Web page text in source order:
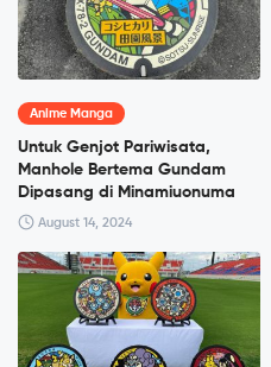
Anime Manga
Untuk Genjot Pariwisata,
Manhole Bertema Gundam
Dipasang di Minamiuonuma
August 14, 2024